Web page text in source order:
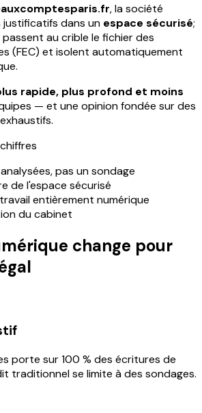
, la société
dans un espace sécurisé;
au crible le fichier des
(FEC) et isolent automatiquement
rapide, plus profond et moins
— et une opinion fondée sur des
pas un sondage
de l'espace sécurisé
entièrement numérique
du cabinet
change pour
porte sur 100 % des écritures de
traditionnel se limite à des sondages.